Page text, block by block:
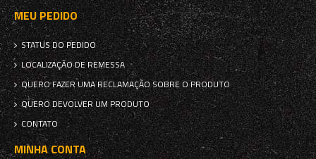
MEU PEDIDO
STATUS DO PEDIDO
LOCALIZAÇÃO DE REMESSA
QUERO FAZER UMA RECLAMAÇÃO SOBRE O PRODUTO
QUERO DEVOLVER UM PRODUTO
CONTATO
MINHA CONTA